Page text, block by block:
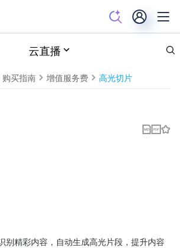
云直播
购买指南 增值服务费 高光切片
别精彩内容，自动生成高光片段，提升内容